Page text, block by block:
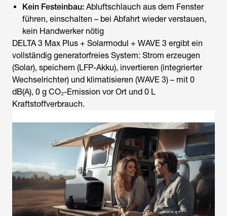
Kein Festeinbau: Abluftschlauch aus dem Fenster
führen, einschalten – bei Abfahrt wieder verstauen,
kein Handwerker nötig
DELTA 3 Max Plus + Solarmodul + WAVE 3 ergibt ein
vollständig generatorfreies System: Strom erzeugen
(Solar), speichern (LFP-Akku), invertieren (integrierter
Wechselrichter) und klimatisieren (WAVE 3) – mit 0
dB(A), 0 g CO₂-Emission vor Ort und 0 L
Kraftstoffverbrauch.